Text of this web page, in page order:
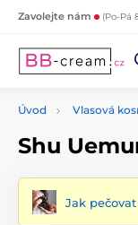
Zavolejte nám (Po-Pá
Úvod Vlasová
Shu
Jak